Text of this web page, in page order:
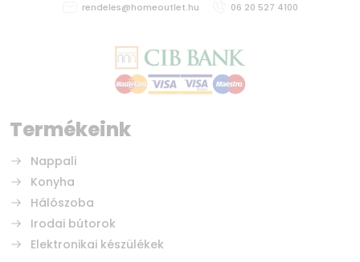
Termékeink
Nappali
Konyha
Hálószoba
Irodai bútorok
Elektronikai készülékek
rendeles@homeoutlet.hu 06 20 527 4100